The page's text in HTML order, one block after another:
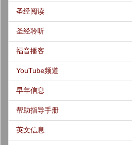
圣经阅读
圣经聆听
福音播客
YouTube频道
早年信息
帮助指导手册
英文信息